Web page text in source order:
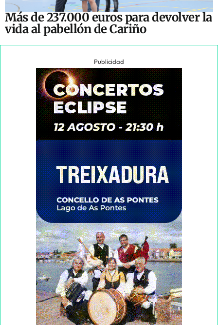
Más de 237.000 euros para devolver la
vida al pabellón de Cariño
Publicidad